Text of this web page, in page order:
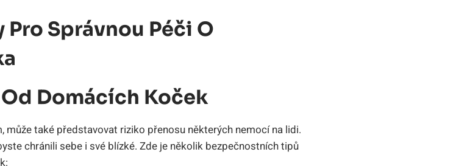
Správnou Péči O
Domácích Koček
také představovat riziko přenosu některých nemocí na lidi.
chránili sebe i své blízké. Zde je několik bezpečnostních tipů